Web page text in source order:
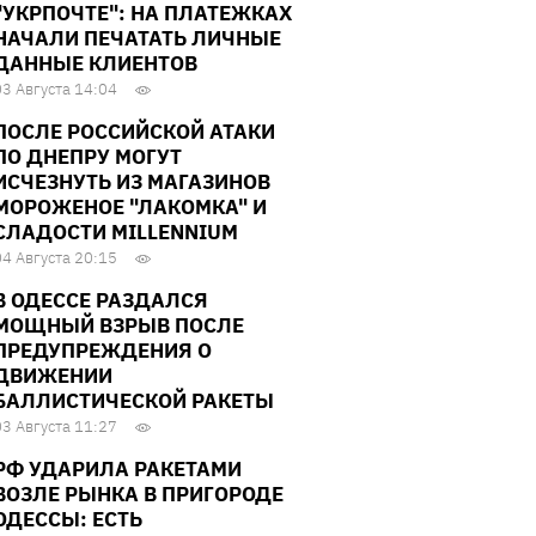
НА ПЛАТЕЖКАХ
ПЕЧАТАТЬ ЛИЧНЫЕ
КЛИЕНТОВ
Августа 14:04
РОССИЙСКОЙ АТАКИ
ДНЕПРУ МОГУТ
ИЗ МАГАЗИНОВ
"ЛАКОМКА" И
MILLENNIUM
Августа 20:15
ОДЕССЕ РАЗДАЛСЯ
ВЗРЫВ ПОСЛЕ
О
РАКЕТЫ
Августа 11:27
УДАРИЛА РАКЕТАМИ
РЫНКА В ПРИГОРОДЕ
ЕСТЬ